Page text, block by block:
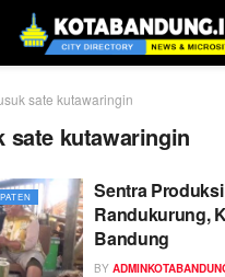
sate kutawaringin
sate kutawaringin
Sentra
Randukurung,
Bandung
BY